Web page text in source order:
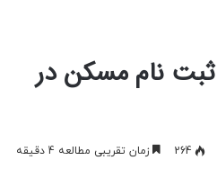
نام مسکن در
264 زمان تقریبی مطالعه 4 دقیقه